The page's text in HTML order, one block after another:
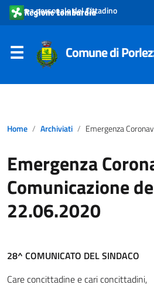
Area personale del Cittadino
Comune di
Home Archiviati Emergenza Coronavirus – Comunicazione del
Emergenza
Comunicazione
22.06.2020
28^ COMUNICATO DEL SINDACO
Care concittadine e cari concittadini,